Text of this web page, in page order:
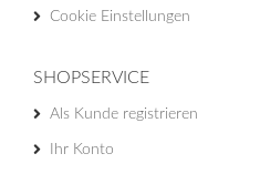
Cookie Einstellungen
SHOPSERVICE
Als Kunde registrieren
Ihr Konto